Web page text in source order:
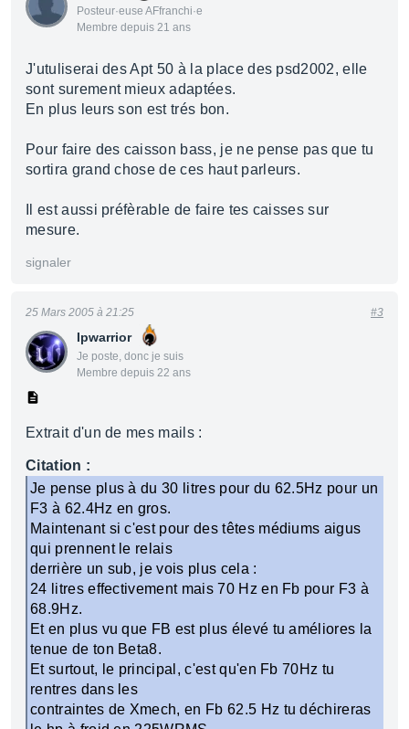
Posteur·euse AFfranchi·e
Membre depuis 21 ans
J'utuliserai des Apt 50 à la place des psd2002, elle
sont surement mieux adaptées.
En plus leurs son est trés bon.
Pour faire des caisson bass, je ne pense pas que tu
sortira grand chose de ces haut parleurs.
Il est aussi préfèrable de faire tes caisses sur
mesure.
signaler
Ipwarrior
Je poste, donc je suis
Membre depuis 22 ans
25 Mars 2005 à 21:25 #3
Extrait d'un de mes mails :
Citation :
Je pense plus à du 30 litres pour du 62.5Hz pour un
F3 à 62.4Hz en gros.
Maintenant si c'est pour des têtes médiums aigus
qui prennent le relais
derrière un sub, je vois plus cela :
24 litres effectivement mais 70 Hz en Fb pour F3 à
68.9Hz.
Et en plus vu que FB est plus élevé tu améliores la
tenue de ton Beta8.
Et surtout, le principal, c'est qu'en Fb 70Hz tu
rentres dans les
contraintes de Xmech, en Fb 62.5 Hz tu déchireras